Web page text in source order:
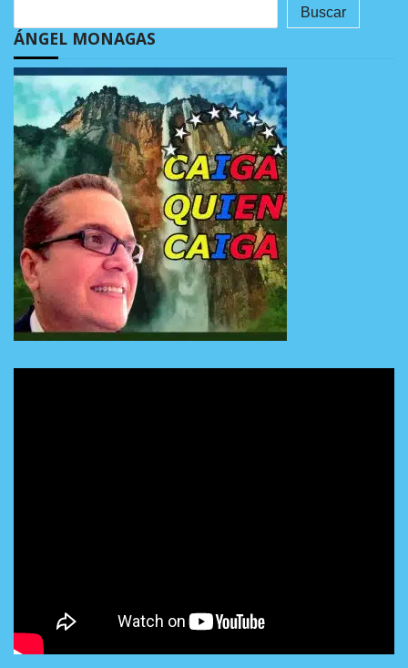
Buscar
ÁNGEL MONAGAS